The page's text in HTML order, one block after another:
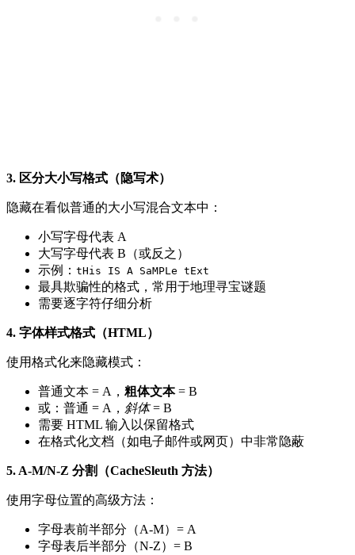
3. 区分大小写格式（隐写术）
隐藏在看似普通的大小写混合文本中：
小写字母代表 A
大写字母代表 B（或反之）
示例： tHis IS A SaMPLe tExt
最具欺骗性的格式，常用于地理寻宝谜题
需要逐字符仔细分析
4. 字体样式格式（HTML）
使用格式化来隐藏模式：
普通文本 = A， 粗体文本= B
或：普通 = A， 斜体= B
需要 HTML 输入以保留格式
在格式化文档（如电子邮件或网页）中非常隐蔽
5. A-M/N-Z 分割（CacheSleuth 方法）
使用字母位置的高级方法：
字母表前半部分（A-M）= A
字母表后半部分（N-Z）= B